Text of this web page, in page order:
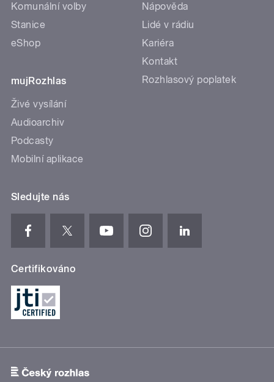
Komunální volby
Stanice
eShop
mujRozhlas
Živé vysílání
Audioarchiv
Podcasty
Mobilní aplikace
Nápověda
Lidé v rádiu
Kariéra
Kontakt
Rozhlasový poplatek
Sledujte nás
Certifikováno